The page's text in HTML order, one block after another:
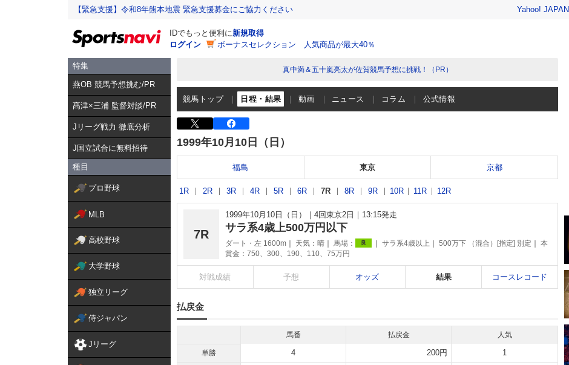
【緊急支援】令和8年熊本地震 緊急支援募金にご協力ください Yahoo! JAPAN
IDでもっと便利に新規取得
ログイン
ボーナスセレクション 人気商品が最大40％
特集
燕OB 競馬予想挑む/PR
髙津×三浦 監督対談/PR
Jリーグ戦力 徹底分析
J国立試合に無料招待
種目
プロ野球
MLB
高校野球
大学野球
独立リーグ
侍ジャパン
Jリーグ
真中満＆五十嵐亮太が佐賀競馬予想に挑戦！（PR）
競馬トップ 日程・結果 動画 ニュース コラム 公式情報
1999年10月10日（日）
福島 東京 京都
1R 2R 3R 4R 5R 6R 7R 8R 9R 10R 11R 12R
7R
1999年10月10日（日） 4回東京2日 13:15発走
サラ系4歳上500万円以下
ダート・左 1600m 天気： 晴 馬場： 良 サラ系4歳以上 500万下 （混合）[指定] 別定
本
賞金：750、300、190、110、75万円
対戦成績 予想 オッズ 結果 コースレコード
払戻金
馬番 払戻金 人気
単勝 4 200円 1